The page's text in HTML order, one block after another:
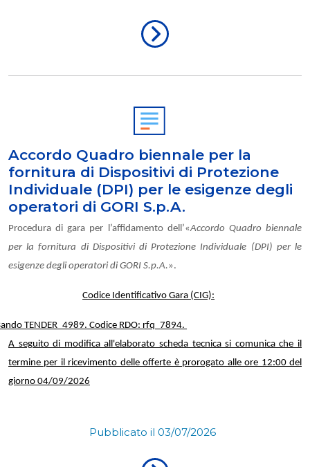
Accordo Quadro biennale per la
fornitura di Dispositivi di Protezione
Individuale (DPI) per le esigenze degli
operatori di GORI S.p.A.
Procedura di gara per l’affidamento dell’«Accordo Quadro biennale
per la fornitura di Dispositivi di Protezione Individuale (DPI) per le
esigenze degli operatori di GORI S.p.A.».
Codice Identificativo Gara (CIG):
TENDER_4989. Codice RDO: rfq_7894.
A seguito di modifica all'elaborato scheda tecnica si comunica che il
termine per il ricevimento delle offerte è prorogato alle ore 12:00 del
giorno 04/09/2026
Pubblicato il 03/07/2026